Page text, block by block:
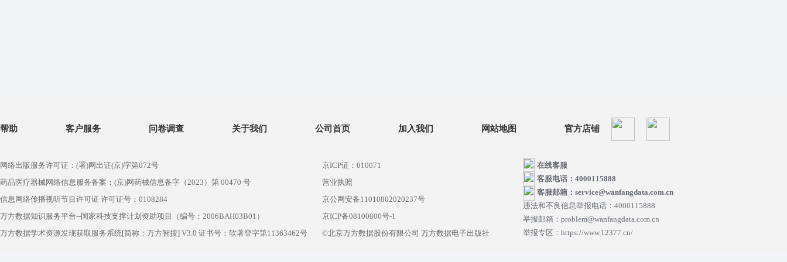
帮助 客户服务 问卷调查 关于我们 公司首页 加入我们 网站地图 官方店铺
网络出版服务许可证：(署)网出证(京)字第072号
药品医疗器械网络信息服务备案：(京)网药械信息备字（2023）第 00470 号
信息网络传播视听节目许可证 许可证号：0108284
万方数据知识服务平台--国家科技支撑计划资助项目（编号：2006BAH03B01）
万方数据学术资源发现获取服务系统[简称：万方智搜] V3.0 证书号：软著登字第11363462号
京ICP证：010071
营业执照
京公网安备11010802020237号
京ICP备08100800号-1
©北京万方数据股份有限公司 万方数据电子出版社
在线客服
客服电话：4000115888
客服邮箱：service@wanfangdata.com.cn
违法和不良信息举报电话：4000115888
举报邮箱：problem@wanfangdata.com.cn
举报专区：https://www.12377.cn/